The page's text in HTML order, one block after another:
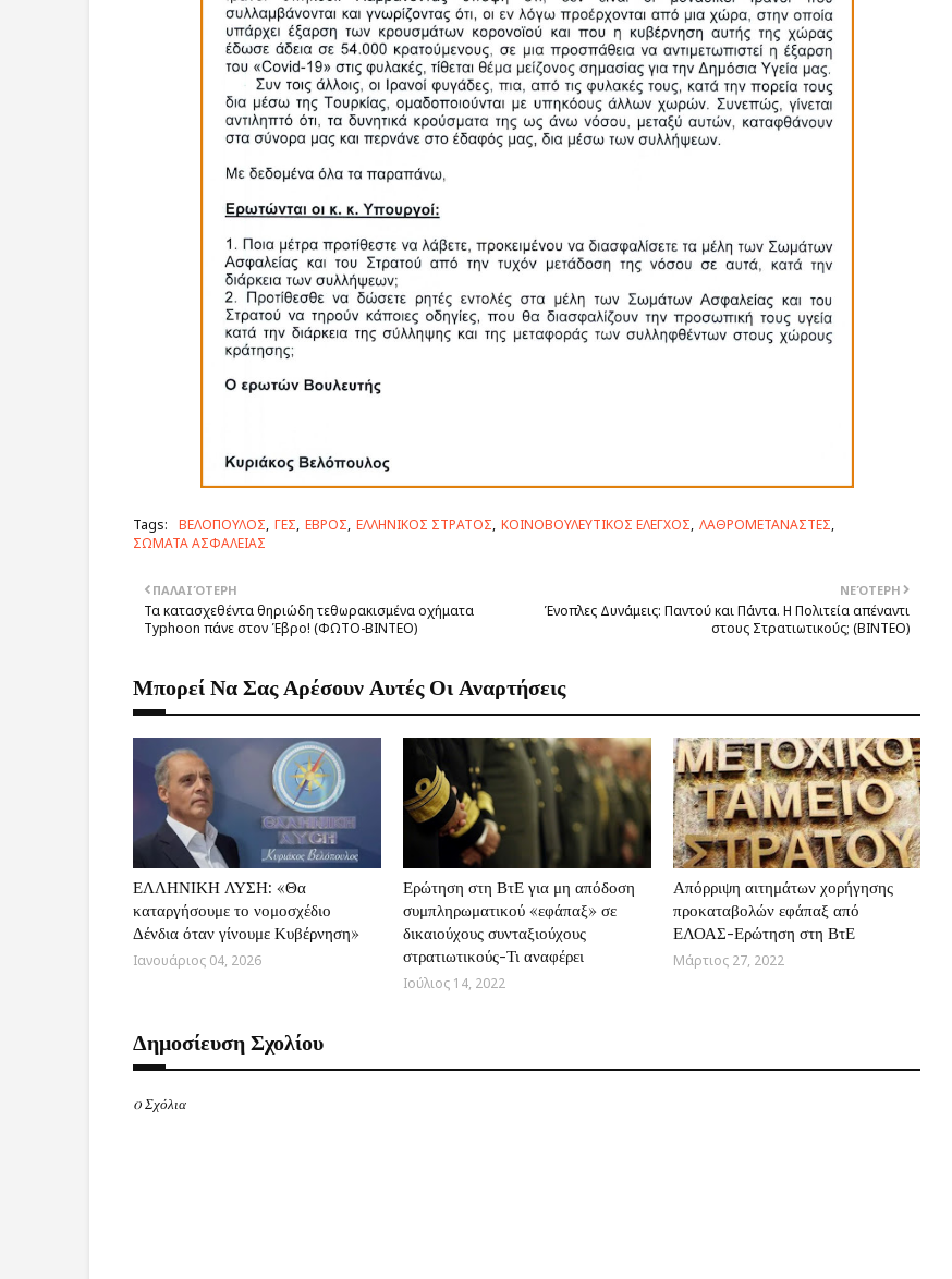
Tags: ΒΕΛΟΠΟΥΛΟΣ ΓΕΣ ΕΒΡΟΣ ΕΛΛΗΝΙΚΟΣ ΣΤΡΑΤΟΣ ΚΟΙΝΟΒΟΥΛΕΥΤΙΚΟΣ ΕΛΕΓΧΟΣ ΛΑΘΡΟΜΕΤΑΝΑΣΤΕΣ
ΣΩΜΑΤΑ ΑΣΦΑΛΕΙΑΣ
ΝΕΌΤΕΡΗ
Ένοπλες Δυνάμεις: Παντού και Πάντα. Η Πολιτεία απέναντι
στους Στρατιωτικούς; (ΒΙΝΤΕΟ)
ΠΑΛΑΙΌΤΕΡΗ
Τα κατασχεθέντα θηριώδη τεθωρακισμένα οχήματα
Typhoon πάνε στον Έβρο! (ΦΩΤΟ-ΒΙΝΤΕΟ)
Μπορεί Να Σας Αρέσουν Αυτές Οι Αναρτήσεις
ΕΛΛΗΝΙΚΗ ΛΥΣΗ: «Θα
καταργήσουμε το νομοσχέδιο
Δένδια όταν γίνουμε Κυβέρνηση»
Ιανουάριος 04, 2026
Ερώτηση στη ΒτΕ για μη απόδοση
συμπληρωματικού «εφάπαξ» σε
δικαιούχους συνταξιούχους
στρατιωτικούς-Τι αναφέρει
Ιούλιος 14, 2022
Απόρριψη αιτημάτων χορήγησης
προκαταβολών εφάπαξ από
ΕΛΟΑΣ-Ερώτηση στη ΒτΕ
Μάρτιος 27, 2022
Δημοσίευση Σχολίου
0 Σχόλια